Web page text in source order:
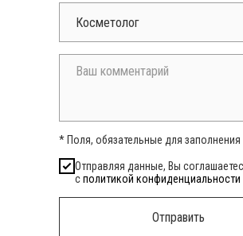
* Поля, обязательные для заполнения
Отправляя данные, Вы
сполитикой конфиденциальности
Отправить